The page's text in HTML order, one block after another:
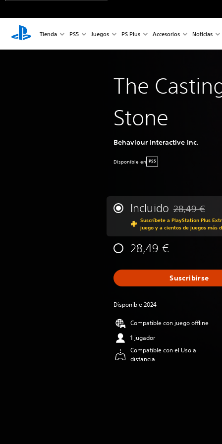
Tienda PS5 Juegos PS Plus Accesorios Noticias
The
Stone
Behaviour Interactive Inc.
Disponible en PS5
Incluido Rebajado del
28,49 €
Suscríbete a PlayStation Plus
juego y a cientos de juegos más
28,49 €
Suscribirse
Disponible 2024
Compatible con juego offline
1 jugador
Compatible con el Uso a
distancia